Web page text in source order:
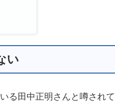
い
る田中正明さんと噂されて